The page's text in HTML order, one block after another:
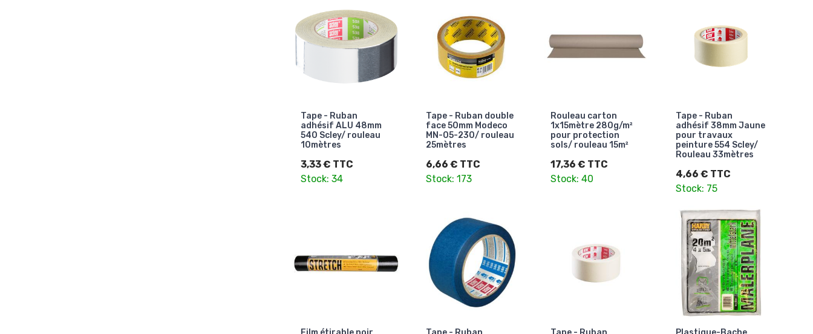
Tape - Ruban
adhésif ALU 48mm
540 Scley/ rouleau
10mètres
3,33 € TTC
Stock: 34
Tape - Ruban double
face 50mm Modeco
MN-05-230/ rouleau
25mètres
6,66 € TTC
Stock: 173
Rouleau carton
1x15mètre 280g/m²
pour protection
sols/ rouleau 15m²
17,36 € TTC
Stock: 40
Tape - Ruban
adhésif 38mm Jaune
pour travaux
peinture 554 Scley/
Rouleau 33mètres
4,66 € TTC
Stock: 75